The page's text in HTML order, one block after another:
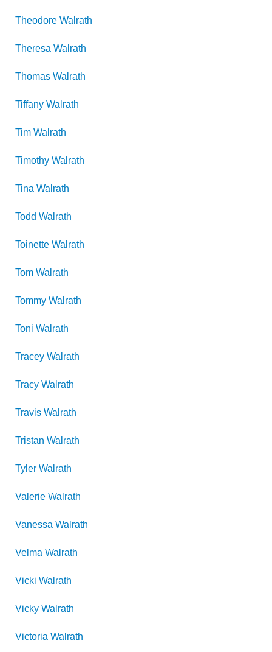
Theodore Walrath
Theresa Walrath
Thomas Walrath
Tiffany Walrath
Tim Walrath
Timothy Walrath
Tina Walrath
Todd Walrath
Toinette Walrath
Tom Walrath
Tommy Walrath
Toni Walrath
Tracey Walrath
Tracy Walrath
Travis Walrath
Tristan Walrath
Tyler Walrath
Valerie Walrath
Vanessa Walrath
Velma Walrath
Vicki Walrath
Vicky Walrath
Victoria Walrath